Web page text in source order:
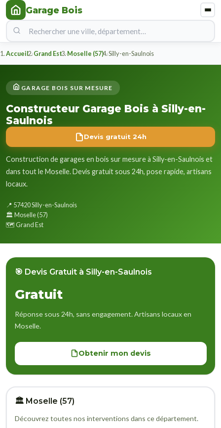
Garage Bois
Accueil Grand Est Moselle (57) Silly-en-Saulnois
GARAGE BOIS SUR MESURE
Constructeur Garage Bois à Silly-en-
Saulnois
Devis gratuit 24h
Construction de garages en bois sur mesure à Silly-en-Saulnois et
dans tout le Moselle. Devis gratuit sous 24h, pose rapide, artisans
locaux.
📍 57420 Silly-en-Saulnois
🏛️ Moselle (57)
🗺️ Grand Est
🎯 Devis Gratuit à Silly-en-Saulnois
Gratuit
Réponse sous 24h, sans engagement. Artisans locaux en
Moselle.
Obtenir mon devis
🏛️ Moselle (57)
Découvrez toutes nos interventions dans ce département.